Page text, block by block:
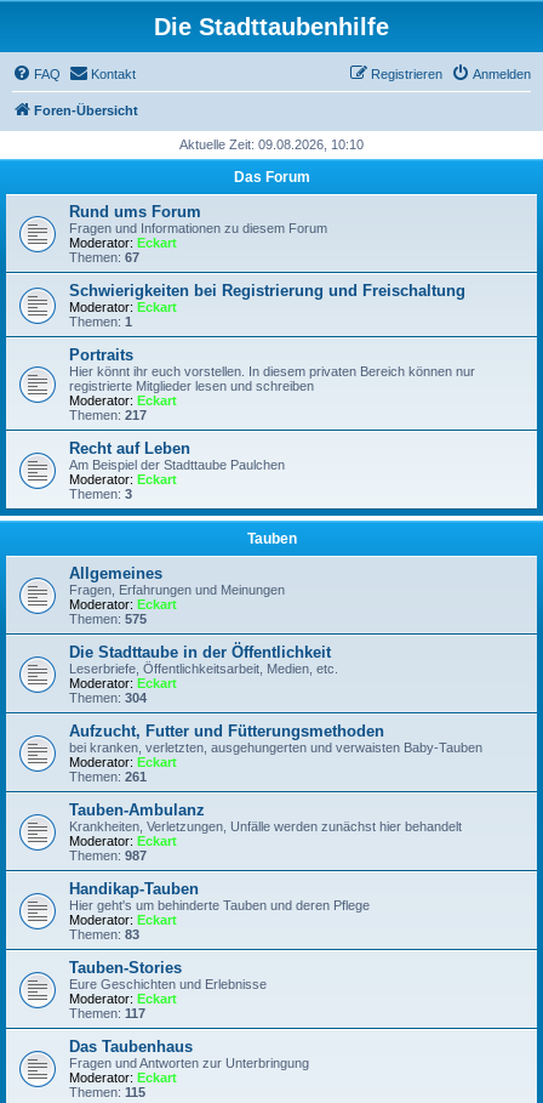
Die Stadttaubenhilfe
FAQ Kontakt Anmelden
Registrieren
Foren-Übersicht
Aktuelle Zeit: 09.08.2026, 10:10
Das Forum
Rund ums Forum
Fragen und Informationen zu diesem Forum
Moderator: Eckart
Themen: 67
Schwierigkeiten bei Registrierung und Freischaltung
Moderator: Eckart
Themen: 1
Portraits
Hier könnt ihr euch vorstellen. In diesem privaten Bereich können nur
registrierte Mitglieder lesen und schreiben
Moderator: Eckart
Themen: 217
Recht auf Leben
Am Beispiel der Stadttaube Paulchen
Moderator: Eckart
Themen: 3
Tauben
Allgemeines
Fragen, Erfahrungen und Meinungen
Moderator: Eckart
Themen: 575
Die Stadttaube in der Öffentlichkeit
Leserbriefe, Öffentlichkeitsarbeit, Medien, etc.
Moderator: Eckart
Themen: 304
Aufzucht, Futter und Fütterungsmethoden
bei kranken, verletzten, ausgehungerten und verwaisten Baby-Tauben
Moderator: Eckart
Themen: 261
Tauben-Ambulanz
Krankheiten, Verletzungen, Unfälle werden zunächst hier behandelt
Moderator: Eckart
Themen: 987
Handikap-Tauben
Hier geht's um behinderte Tauben und deren Pflege
Moderator: Eckart
Themen: 83
Tauben-Stories
Eure Geschichten und Erlebnisse
Moderator: Eckart
Themen: 117
Das Taubenhaus
Fragen und Antworten zur Unterbringung
Moderator: Eckart
Themen: 115